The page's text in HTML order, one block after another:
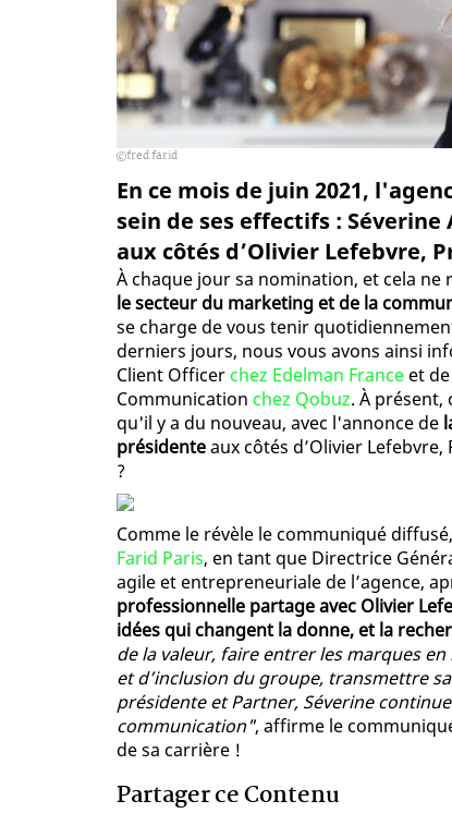
fred farid
En ce mois de juin 2021,
sein de ses effectifs :
aux côtés d’Olivier Lefebvre,
À chaque jour sa nomination, et cela ne
le secteur du marketing et de la
se charge de vous tenir
derniers jours, nous vous avons ainsi
Client Officer chez Edelman France et
Communication chez Qobuz. À
qu'il y a du nouveau, avec l'annonce de
présidenteaux côtés d’Olivier
?
Comme le révèle le communiqué
Farid Paris, en tant que Directrice
agile et entrepreneuriale de l’agence,
professionnelle partage avec Olivier
idées qui changent la donne, et la
de la valeur, faire entrer les marques
et d’inclusion du groupe, transmettre
présidente et Partner, Séverine
communication", affirme le
de sa carrière !
Partager ce Contenu